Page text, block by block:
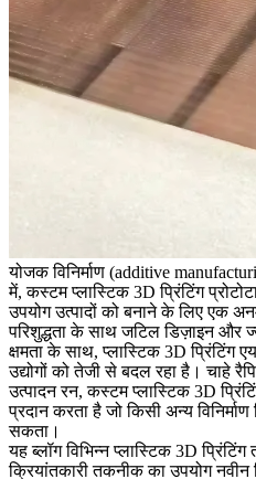
योजक विनिर्माण (additive
में, कस्टम प्लास्टिक 3D प्रिंटिंग
उपयोग उत्पादों को बनाने के लिए एक
परिशुद्धता के साथ जटिल डिज़ाइन और
क्षमता के साथ, प्लास्टिक 3D प्रिंटिंग
उद्योगों को तेजी से बदल रहा है। चाहे
उत्पादन रन, कस्टम प्लास्टिक 3D
प्रदान करता है जो किसी अन्य विनिर्माण
सकता।
यह ब्लॉग विभिन्न प्लास्टिक 3D
क्रियांतकारी तकनीक का उपयोग